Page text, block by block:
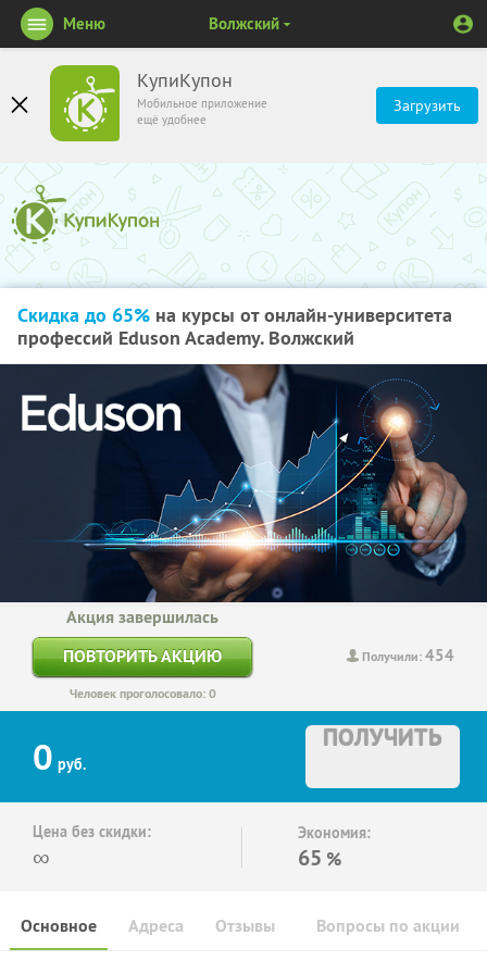
КупиКупон
Мобильное приложение
ещё удобнее
Загрузить
Меню Волжский
Скидка до 65% на курсы от онлайн-университета
профессий Eduson Academy. Волжский
Получили:454
Акция завершилась
ПОВТОРИТЬ АКЦИЮ
Человек проголосовало: 0
0 руб.
ПОЛУЧИТЬ
Цена без скидки:
∞
Экономия:
65 %
Основное Отзывы Вопросы по акции
Адреса